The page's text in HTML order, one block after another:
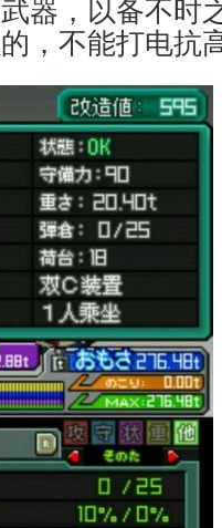
器，以备不时
，不能打电抗